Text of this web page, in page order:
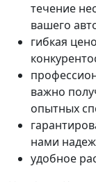
течение
вашего
гибкая
важно
опытных
нами
удобное